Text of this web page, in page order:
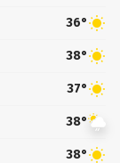
36°
38°
37°
38°
38°